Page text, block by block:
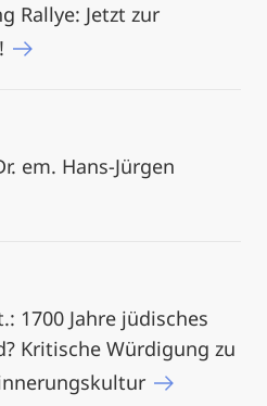
Rallye: Jetzt zur
em. Hans-Jürgen
1700 Jahre jüdisches
Kritische Würdigung zu